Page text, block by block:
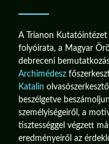
A Trianon Kutatóintézet
folyóirata, a Magyar
debreceni
Archimédesz
Katalin
beszélgetve
személyiségeiről, a
tisztességgel végzett
eredményeiről az